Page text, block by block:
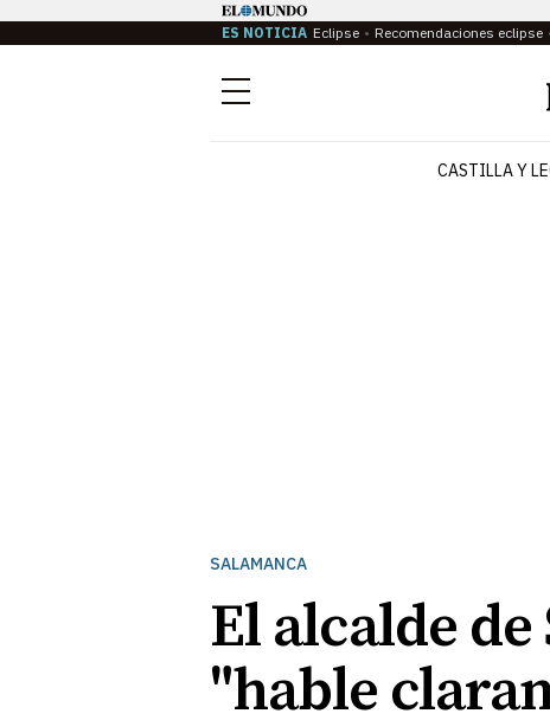
ES NOTICIA Eclipse Recomendaciones eclipse
Menú
CASTILLA Y
SALAMANCA
El alcalde
"hable